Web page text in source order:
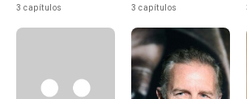
3 capítulos 3 capítulos